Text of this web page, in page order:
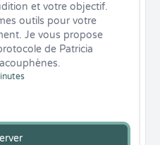
et votre objectif.
outils pour votre
Je vous propose
de Patricia